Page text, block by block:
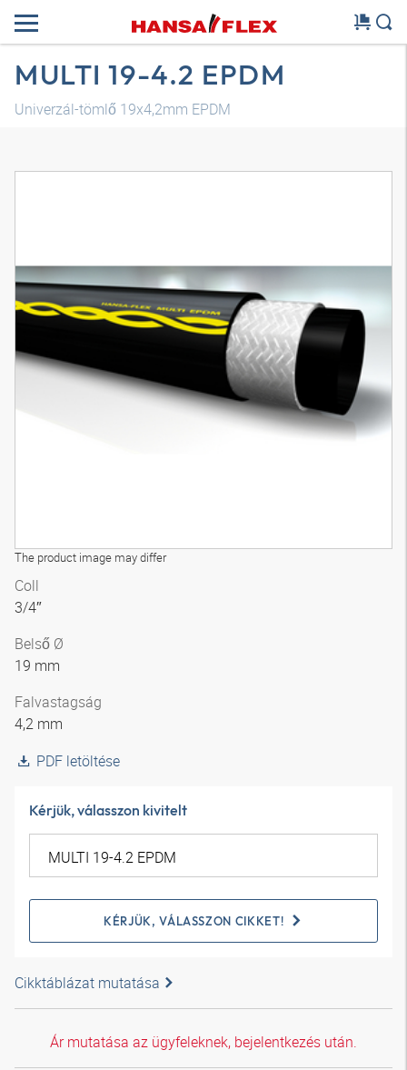
MULTI 19-4.2 EPDM
Univerzál-tömlő 19x4,2mm EPDM
The product image may differ
Coll
3/4″
Belső Ø
19 mm
Falvastagság
4,2 mm
PDF letöltése
Kérjük, válasszon kivitelt
KÉRJÜK, VÁLASSZON CIKKET!
Cikktáblázat mutatása
Ár mutatása az ügyfeleknek, bejelentkezés után.